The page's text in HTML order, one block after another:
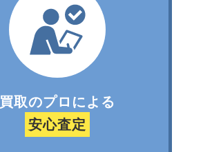
買取のプロによる
安心査定